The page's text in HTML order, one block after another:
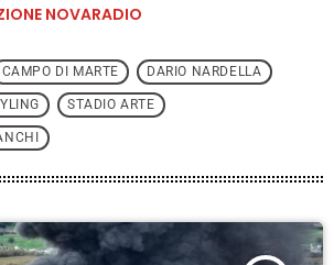
NOVARADIO
CAMPO DI MARTE DARIO NARDELLA
STADIO ARTE